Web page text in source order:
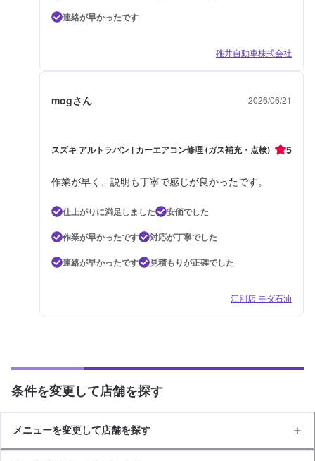
連絡が早かったです
碓井自動車株式会社
mogさん 2026/06/21
スズキ アルトラパン | カーエアコン修理 (ガス補充・点検) 5
作業が早く、説明も丁寧で感じが良かったです。
仕上がりに満足しました
安価でした
作業が早かったです
対応が丁寧でした
連絡が早かったです
見積もりが正確でした
江別店 モダ石油
条件を変更して店舗を探す
メニューを変更して店舗を探す